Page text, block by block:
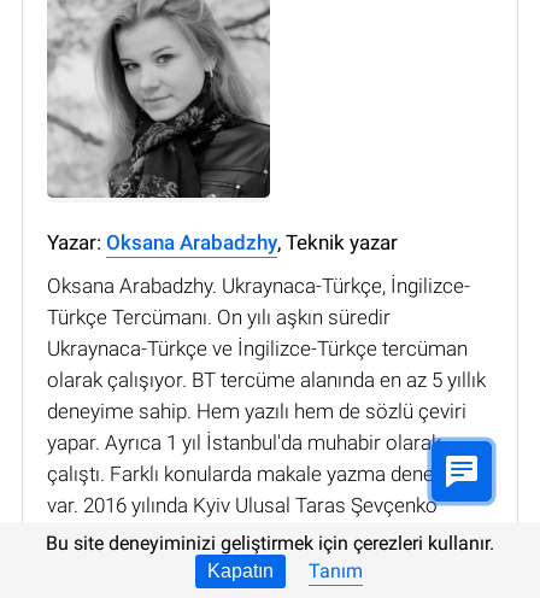
Yazar: Oksana Arabadzhy, Teknik yazar
Oksana Arabadzhy. Ukraynaca-Türkçe, İngilizce-
Türkçe Tercümanı. On yılı aşkın süredir
Ukraynaca-Türkçe ve İngilizce-Türkçe tercüman
olarak çalışıyor. BT tercüme alanında en az 5 yıllık
deneyime sahip. Hem yazılı hem de sözlü çeviri
yapar. Ayrıca 1 yıl İstanbul'da muhabir olarak
çalıştı. Farklı konularda makale yazma deneyimi
var. 2016 yılında Kyiv Ulusal Taras Şevçenko
Üniversitesi, Türk Dili ve Edebiyatı Bölümünden
mezun oldu. 2017 yılında Marmara
Bu site deneyiminizi geliştirmek için çerezleri kullanır.
Kapatın Tanım